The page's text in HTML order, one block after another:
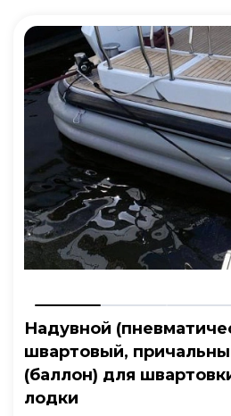
Надувной
швартовый,
(баллон) для
лодки